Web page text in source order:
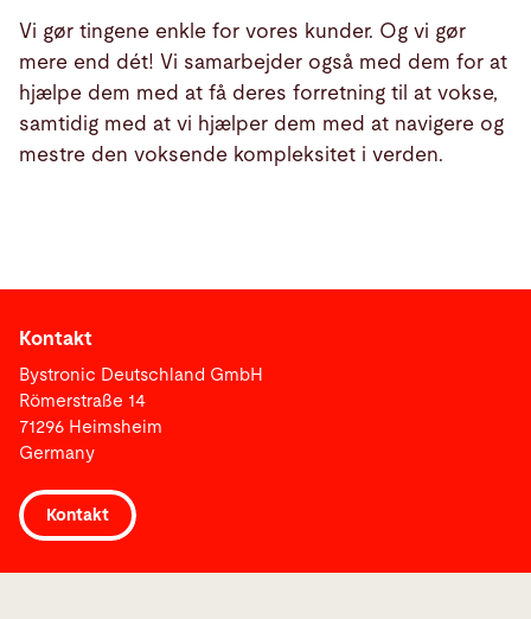
Vi gør tingene enkle for vores kunder. Og vi gør
mere end dét! Vi samarbejder også med dem for at
hjælpe dem med at få deres forretning til at vokse,
samtidig med at vi hjælper dem med at navigere og
mestre den voksende kompleksitet i verden.
Kontakt
Bystronic Deutschland GmbH
Römerstraße 14
71296 Heimsheim
Germany
Kontakt